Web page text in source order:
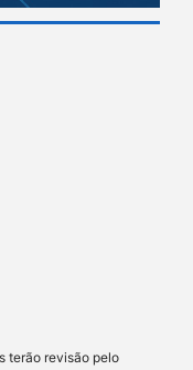
terão revisão pelo